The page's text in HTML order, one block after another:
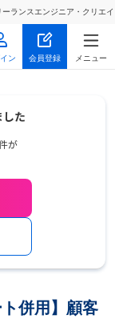
ランスエンジニア・クリエ
ン 会員登録 メニュー
併用】顧客